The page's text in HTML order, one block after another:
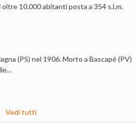
10.000 abitanti posta a 354 s.l.m.
(PS) nel 1906. Morto a Bascapé (PV)
Vedi tutti